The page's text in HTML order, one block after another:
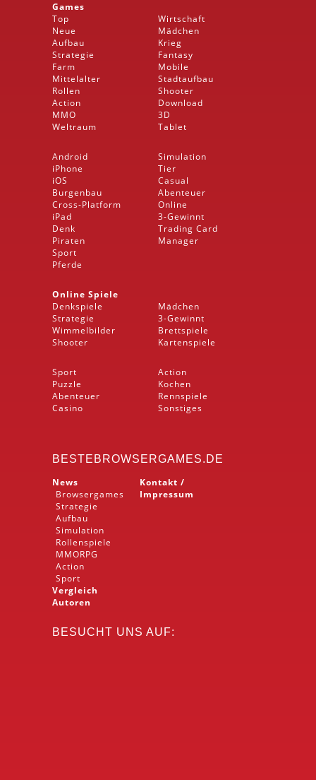
Games
Top
Neue
Aufbau
Strategie
Farm
Mittelalter
Rollen
Action
MMO
Weltraum
Wirtschaft
Mädchen
Krieg
Fantasy
Mobile
Stadtaufbau
Shooter
Download
3D
Tablet
Android
iPhone
iOS
Burgenbau
Cross-Platform
iPad
Denk
Piraten
Sport
Pferde
Simulation
Tier
Casual
Abenteuer
Online
3-Gewinnt
Trading Card
Manager
Online Spiele
Denkspiele
Strategie
Wimmelbilder
Shooter
Mädchen
3-Gewinnt
Brettspiele
Kartenspiele
Sport
Puzzle
Abenteuer
Casino
Action
Kochen
Rennspiele
Sonstiges
BESTEBROWSERGAMES.DE
News
Browsergames
Strategie
Aufbau
Simulation
Rollenspiele
MMORPG
Action
Sport
Vergleich
Autoren
Kontakt /
Impressum
BESUCHT UNS AUF: